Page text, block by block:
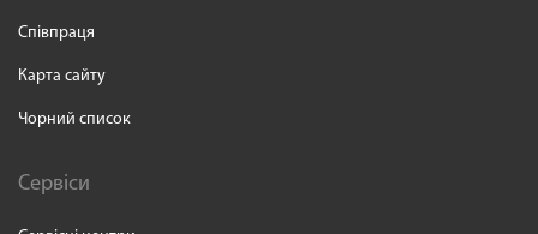
Співпраця
Карта сайту
Чорний список
Сервіси